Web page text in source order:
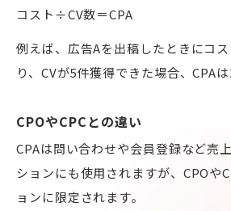
資料ダウンロード
コスト÷CV数＝CPA
例えば、広告Aを出稿したときにコ
り、CVが5件獲得できた場合、CPA
CPOやCPCとの違い
CPAは問い合わせや会員登録など売
ションにも使用されますが、CPOや
ョンに限定されます。